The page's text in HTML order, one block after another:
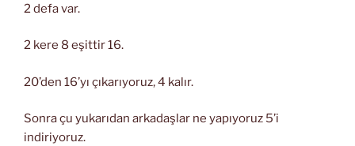
2 defa var.
2 kere 8 eşittir 16.
20’den 16’yı çıkarıyoruz, 4 kalır.
Sonra çu yukarıdan arkadaşlar ne yapıyoruz 5’i
indiriyoruz.